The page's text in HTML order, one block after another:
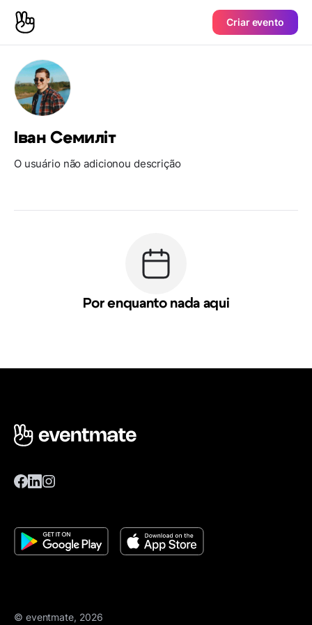
Criar evento
Іван Семиліт
O usuário não adicionou descrição
Por enquanto nada aqui
© eventmate, 2026